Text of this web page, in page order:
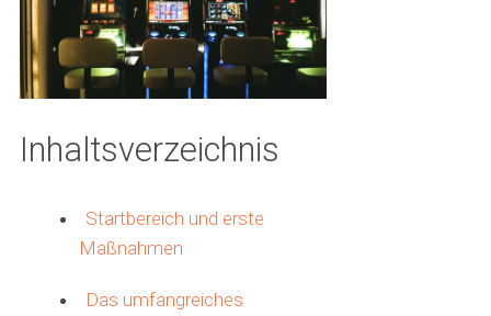
Inhaltsverzeichnis
Startbereich und erste
Maßnahmen
Das umfangreiches